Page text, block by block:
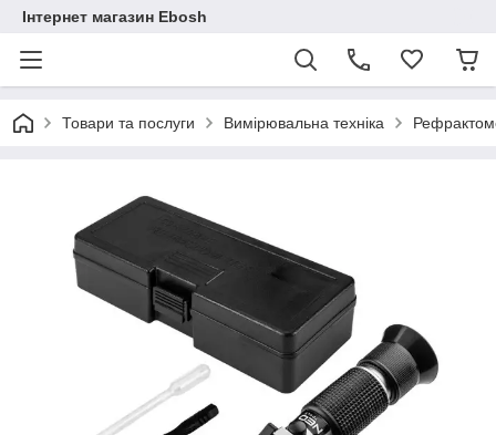
Інтернет магазин Ebosh
Товари та послуги Вимірювальна техніка